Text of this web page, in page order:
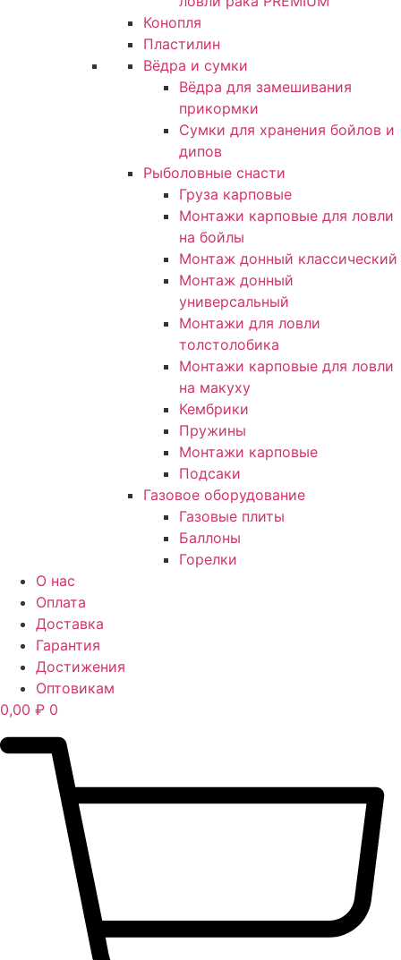
Конопля
Пластилин
Вёдра и сумки
Вёдра для замешивания
прикормки
Сумки для хранения бойлов и
дипов
Рыболовные снасти
Груза карповые
Монтажи карповые для ловли
на бойлы
Монтаж донный классический
Монтаж донный
универсальный
Монтажи для ловли
толстолобика
Монтажи карповые для ловли
на макуху
Кембрики
Пружины
Монтажи карповые
Подсаки
Газовое оборудование
Газовые плиты
Баллоны
Горелки
О нас
Оплата
Доставка
Гарантия
Достижения
Оптовикам
0,00 ₽ 0